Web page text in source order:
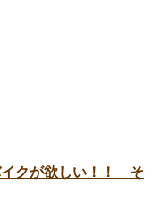
イクが欲しい！！ そ